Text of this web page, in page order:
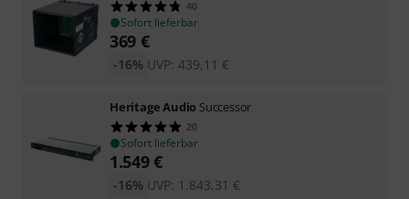
40
Sofort lieferbar
369 €
UVP: 439,11 €
-16%
Heritage Audio Successor
20
Sofort lieferbar
1.549€
UVP: 1.843,31 €
-16%